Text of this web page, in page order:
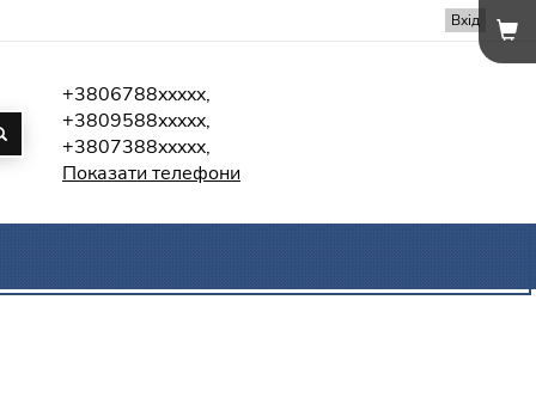
Вхід
+3806788xxxxx,
+3809588xxxxx,
+3807388xxxxx,
Показати телефони